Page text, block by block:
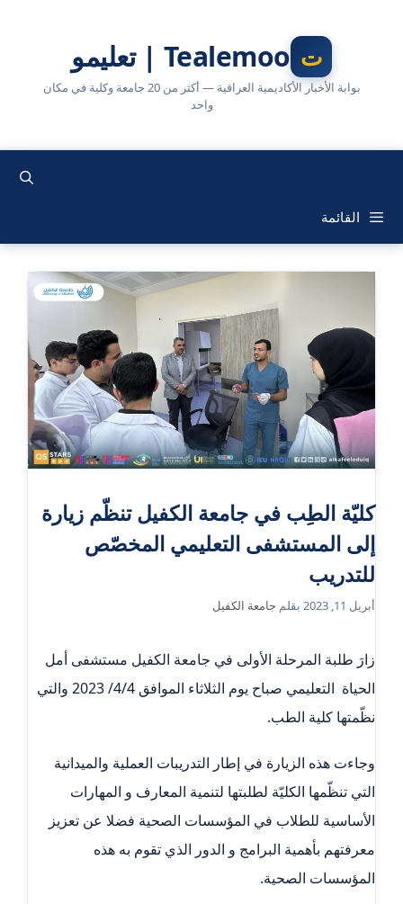
Tealemoo | تعليمو
بوابة الأخبار الأكاديمية العراقية — أكثر من 20 جامعة وكلية في مكان
واحد
القائمة
كليّة الطِب في جامعة الكفيل تنظّم زيارة
إلى المستشفى التعليمي المخصّص
للتدريب
أبريل 11, 2023 بقلم جامعة الكفيل
زارَ طلبة المرحلة الأولى في جامعة الكفيل مستشفى أمل
الحياة التعليمي صباح يوم الثلاثاء الموافق 4/4/ 2023 والتي
نظّمتها كلية الطب.
وجاءت هذه الزيارة في إطار التدريبات العملية والميدانية
التي تنظّمها الكليّة لطلبتها لتنمية المعارف و المهارات
الأساسية للطلاب في المؤسسات الصحية فضلا عن تعزيز
معرفتهم بأهمية البرامج و الدور الذي تقوم به هذه
المؤسسات الصحية.